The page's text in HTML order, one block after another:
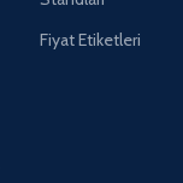
Fiyat Etiketleri